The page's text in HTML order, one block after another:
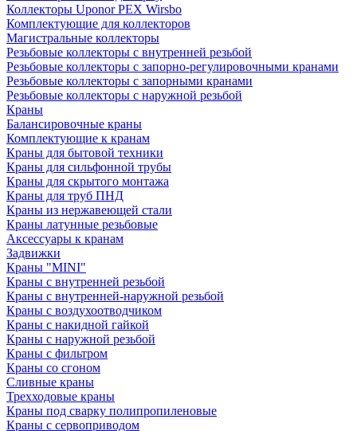
Коллекторы Uponor PEX Wirsbo
Комплектующие для коллекторов
Магистральные коллекторы
Резьбовые коллекторы с внутренней резьбой
Резьбовые коллекторы с запорно-регулировочными кранами
Резьбовые коллекторы с запорными кранами
Резьбовые коллекторы с наружной резьбой
Краны
Балансировочные краны
Комплектующие к кранам
Краны для бытовой техники
Краны для сильфонной трубы
Краны для скрытого монтажа
Краны для труб ПНД
Краны из нержавеющей стали
Краны латунные резьбовые
Аксессуары к кранам
Задвижки
Краны "MINI"
Краны с внутренней резьбой
Краны с внутренней-наружной резьбой
Краны с воздухоотводчиком
Краны с накидной гайкой
Краны с наружной резьбой
Краны с фильтром
Краны со сгоном
Сливные краны
Трехходовые краны
Краны под сварку полипропиленовые
Краны с сервоприводом